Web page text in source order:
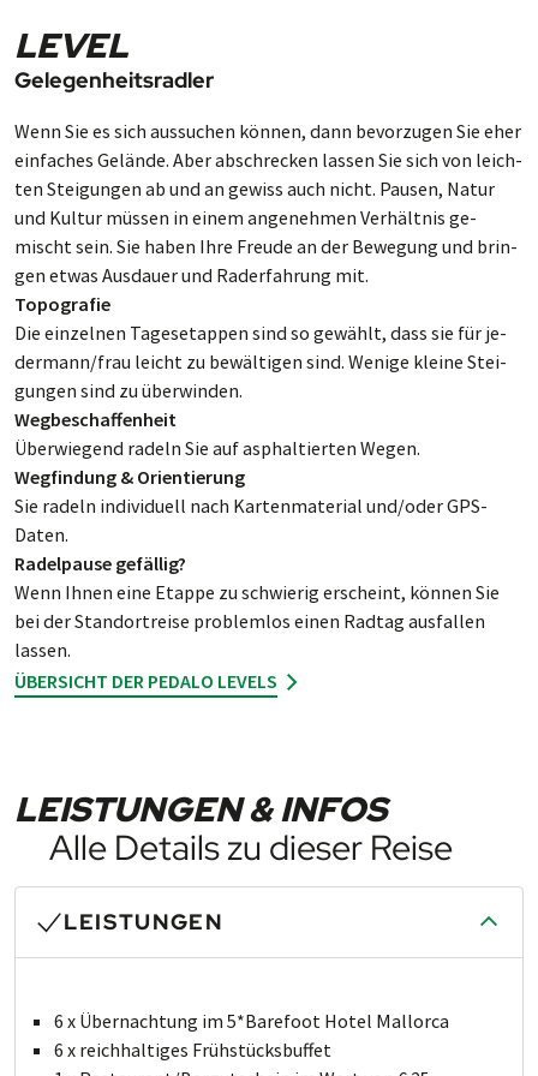
LEVEL
Gelegenheitsradler
Wenn Sie es sich aus­su­chen können, dann be­vor­zu­gen Sie eher
ein­fa­ches Ge­lände. Aber ab­schre­cken las­sen Sie sich von leich­
ten Stei­gun­gen ab und an ge­wiss auch nicht. Pausen, Na­tur
und Kul­tur müs­sen in einem an­ge­neh­men Ver­hält­nis ge­
mischt sein. Sie ha­ben Ihre Freude an der Be­we­gung und brin­
gen etwas Aus­dau­er und Rad­er­fah­rung mit.
Topografie
Die einzelnen Ta­ges­etap­pen sind so ge­wählt, dass sie für je­
der­mann/frau leicht zu be­wäl­ti­gen sind. We­ni­ge klei­ne Stei­
gun­gen sind zu über­win­den.
Wegbeschaffenheit
Über­wie­gend radeln Sie auf as­phal­tier­ten Wegen.
Wegfindung & Orientierung
Sie rad­eln indi­vi­duell nach Kar­ten­ma­ter­ial und/oder GPS-
Daten.
Radelpause gefällig?
Wenn Ihnen eine Etappe zu schwie­rig er­scheint, kön­nen Sie
bei der Stand­ort­reise prob­lem­los einen Rad­tag aus­fal­len
lassen.
ÜBERSICHT DER PEDALO LEVELS
LEISTUNGEN & INFOS
Alle Details zu dieser Reise
LEISTUNGEN
6 x Übernachtung im 5*Barefoot Hotel Mallorca
6 x reichhaltiges Frühstücksbuffet